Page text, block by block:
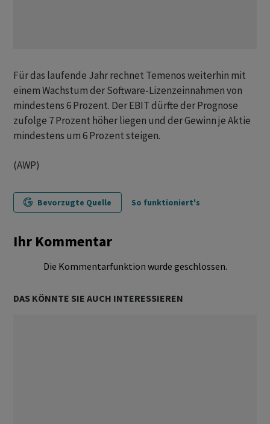
Für das laufende Jahr rechnet Temenos weiterhin mit
einem Wachstum der Software-Lizenzeinnahmen von
mindestens 6 Prozent. Der EBIT dürfte der Prognose
zufolge 7 Prozent höher liegen und der Gewinn je Aktie
mindestens um 6 Prozent steigen.
(AWP)
Bevorzugte Quelle So funktioniert's
Ihr Kommentar
Die Kommentarfunktion wurde geschlossen.
DAS KÖNNTE SIE AUCH INTERESSIEREN